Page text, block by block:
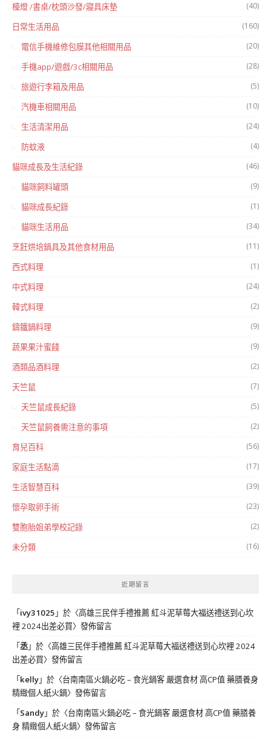
檯燈 /書桌/枕頭沙發/寢具床墊 (40)
日常生活用品 (160)
電信手機維修包膜其他相關用品 (20)
手機app/遊戲/3c相關用品 (28)
旅遊行李箱及用品 (5)
汽機車相關用品 (10)
生活清潔用品 (24)
防蚊液 (4)
貓咪成長及生活紀錄 (46)
貓咪飼料罐頭 (9)
貓咪成長紀錄 (1)
貓咪生活用品 (34)
烹飪烘培鍋具及其他食材用品 (11)
西式料理 (1)
中式料理 (24)
韓式料理 (2)
鑄鐵鍋料理 (9)
蔬果果汁蜜餞 (9)
酒類品酒料理 (2)
天竺鼠 (7)
天竺鼠成長紀錄 (5)
天竺鼠飼養需注意的事項 (2)
育兒百科 (56)
家庭生活點滴 (17)
生活智慧百科 (39)
懷孕取卵手術 (23)
雙胞胎姐弟學校記錄 (2)
未分類 (16)
近期留言
「ivy31025 」於〈高雄三民伴手禮推薦 紅斗泥草莓大福送禮送到心坎
裡 2024出差必買〉發佈留言
「丞」於〈高雄三民伴手禮推薦 紅斗泥草莓大福送禮送到心坎裡 2024
出差必買〉發佈留言
「kelly」於〈台南南區火鍋必吃 – 食光鍋客 嚴選食材 高CP值 藥膳養身
精緻個人紙火鍋〉發佈留言
「Sandy」於〈台南南區火鍋必吃 – 食光鍋客 嚴選食材 高CP值 藥膳養
身 精緻個人紙火鍋〉發佈留言